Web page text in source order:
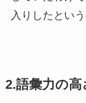
入りしたとい
2.語彙力の